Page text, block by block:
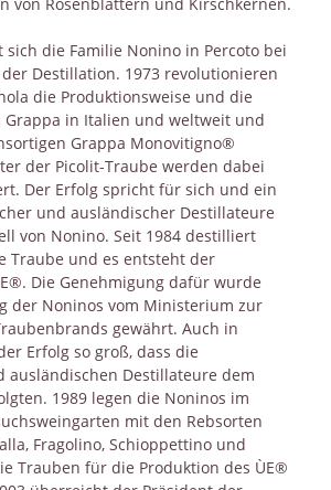
sich die Familie Nonino in Percoto bei
Destillation. 1973 revolutionieren
die Produktionsweise und die
Grappa in Italien und weltweit und
Grappa Monovitigno®
der Picolit-Traube werden dabei
Der Erfolg spricht für sich und ein
und ausländischer Destillateure
von Nonino. Seit 1984 destilliert
Traube und es entsteht der
Die Genehmigung dafür wurde
der Noninos vom Ministerium zur
gewährt. Auch in
Erfolg so groß, dass die
ausländischen Destillateure dem
1989 legen die Noninos im
mit den Rebsorten
Fragolino, Schioppettino und
Trauben für die Produktion des ÙE®